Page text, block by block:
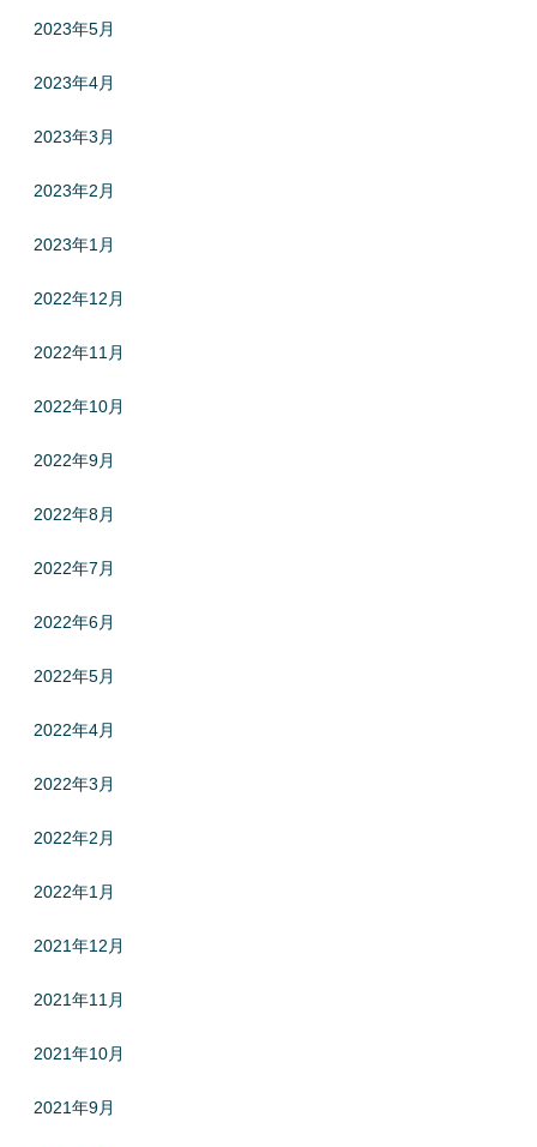
2023年5月
2023年4月
2023年3月
2023年2月
2023年1月
2022年12月
2022年11月
2022年10月
2022年9月
2022年8月
2022年7月
2022年6月
2022年5月
2022年4月
2022年3月
2022年2月
2022年1月
2021年12月
2021年11月
2021年10月
2021年9月